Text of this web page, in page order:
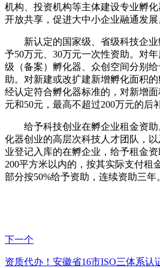
机构、投资机构等主体建设专业孵
开放共享，促进大中小企业融通发展
新认定的国家级、省级科技企
予50万元、30万元一次性资助。对
级（备案）孵化器、众创空间分别
助。对新建或改扩建新增孵化面积
经认定符合孵化器标准的，对新增
元和50元，最高不超过200万元的后
给予科技创业在孵企业租金资
化器创业的高层次科技人才团队，
业登记入库的在孵企业，给予租金
200平方米以内的，按其实际支付租
部分按50%给予资助，连续资助三年
下一个
资质代办！安徽省16市ISO三体系认